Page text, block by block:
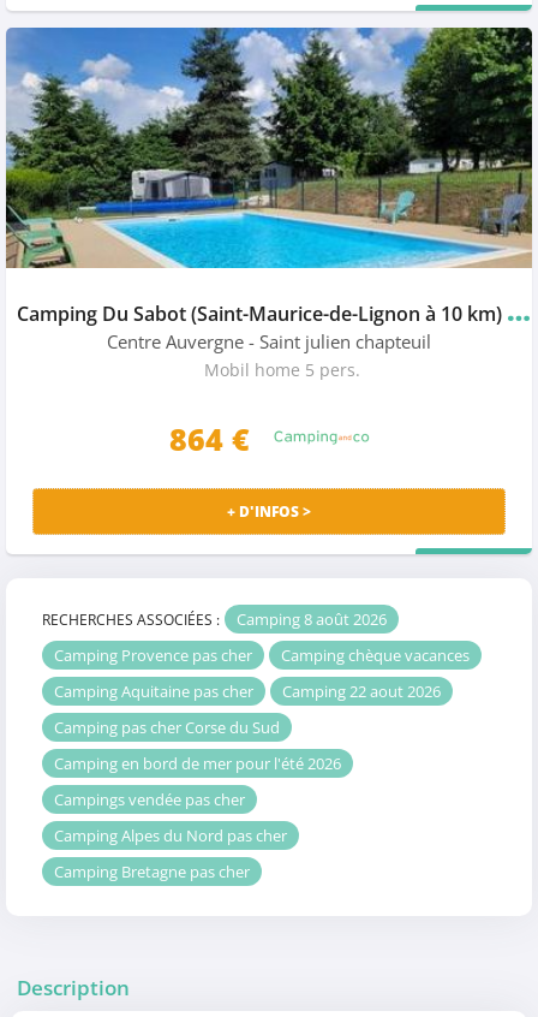
C
amping Du Sabot (Saint-Maurice-de-Lignon à 10 km)
Centre Auvergne - Saint julien chapteuil
Mobil home 5 pers.
864€
+ D'INFOS >
RECHERCHES ASSOCIÉES :
Camping 8 août 2026
Camping Provence pas cher
Camping chèque vacances
Camping Aquitaine pas cher
Camping 22 aout 2026
Camping pas cher Corse du Sud
Camping en bord de mer pour l'été 2026
Campings vendée pas cher
Camping Alpes du Nord pas cher
Camping Bretagne pas cher
Description